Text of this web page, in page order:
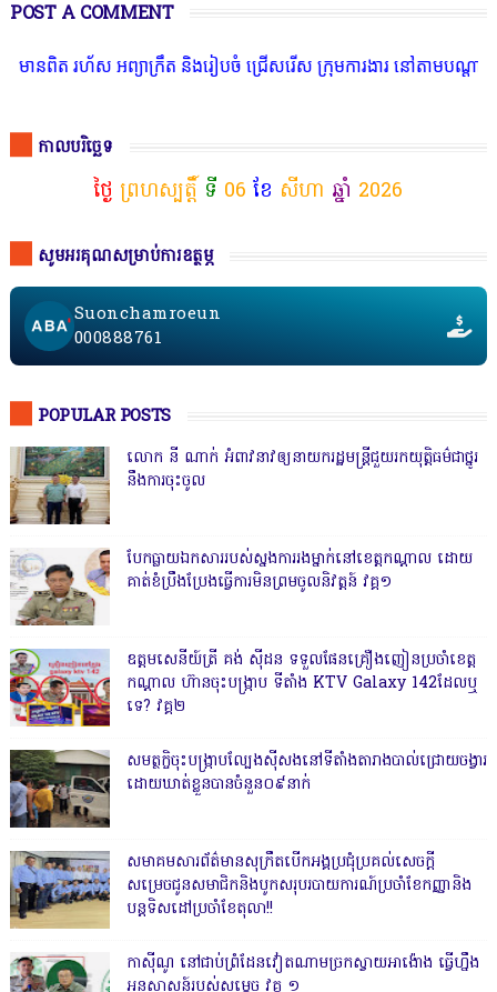
POST A COMMENT
ព្យាក្រឹត និងរៀបចំ ជ្រើសរើស ក្រុមការងារ នៅតាមបណ្តាលរាជធានី ខ
កាលបរិច្ឆេទ
ថ្ងៃ ព្រហស្បត្តិ៍ ទី 06 ខែ សីហា ឆ្នាំ 2026
សូមអរគុណសម្រាប់ការឧត្ថម្ភ
Suonchamroeun
000888761
POPULAR POSTS
លោក នី ណាក់ អំពាវនាវឲ្យនាយករដ្ឋមន្ត្រីជួយរកយុត្តិធម៌ជាថ្នូរ
នឹងការចុះចូល
បែកធ្លាយឯកសាររបស់ស្នងការរងម្នាក់នៅខេត្តកណ្ដាល ដោយ
គាត់ខំប្រឹងប្រែងធ្វើការមិនព្រមចូលនិវត្តន៍ វគ្គ១
ឧត្តមសេនីយ៍ត្រី គង់ ស៊ីដន ទទួលផែនគ្រឿងញៀនប្រចាំខេត្ត
កណ្តាល ហ៊ានចុះបង្ក្រាប ទីតាំង KTV Galaxy 142ដែលឬ
ទេ? វគ្គ២
សមត្ថកិ្ចចុះបង្ក្រាបល្បែងស៊ីសងនៅទីតាំងតារាងបាល់ជ្រោយចង្វារ
ដោយឃាត់ខ្លួនបានចំនួន០៩នាក់
សមាគមសារព័ត៌មានសុក្រឹតបើកអង្គប្រជុំប្រគល់សេចក្តី
សម្រេចជូនសមាជិកនិងបូកសរុបរបាយការណ៍ប្រចាំខែកញ្ញានិង
បន្តទិសដៅប្រចាំខែតុលា!!
កាសុីណូ នៅជាប់ព្រំដែនវៀតណាមច្រកស្វាយអាង៉ោង ធ្វើហ្នឹង
អនុសាសន៍របស់សម្ដេច វគ្គ ១